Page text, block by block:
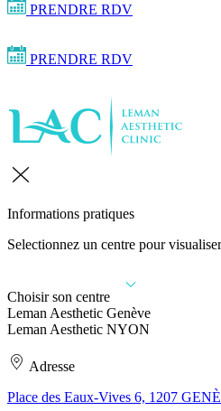
PRENDRE RDV
PRENDRE RDV
Informations pratiques
Selectionnez un centre pour
Choisir son centre
Leman Aesthetic Genève
Leman Aesthetic NYON
Adresse
Place des Eaux-Vives 6, 1207